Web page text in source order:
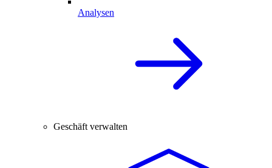
Analysen
Geschäft verwalten